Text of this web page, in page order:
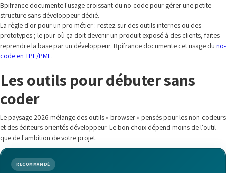
Bpifrance documente l'usage croissant du no-code pour gérer une petite
structure sans développeur dédié.
La règle d'or pour un pro métier : restez sur des outils internes ou des
prototypes ; le jour où ça doit devenir un produit exposé à des clients, faites
reprendre la base par un développeur. Bpifrance documente cet usage du no-
code en TPE/PME.
Les outils pour débuter sans
coder
Le paysage 2026 mélange des outils « browser » pensés pour les non-codeurs
et des éditeurs orientés développeur. Le bon choix dépend moins de l'outil
que de l'ambition de votre projet.
RECOMMANDÉ